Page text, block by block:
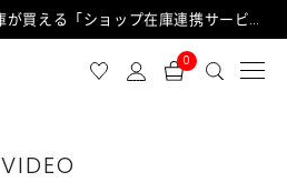
完売でもリアルショップ在庫が買える「ショップ在庫連携サービス」が日中もご利用可能になりました！
0
VIDEO